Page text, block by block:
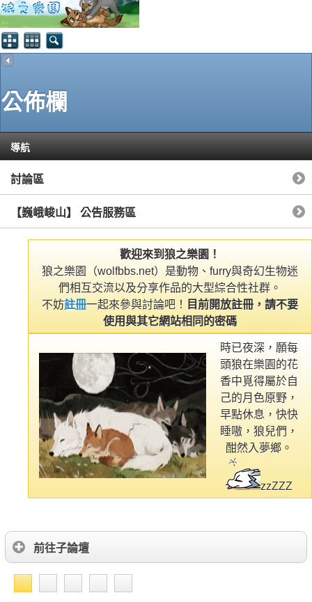
公佈欄
導航
討論區
【巍峨峻山】 公告服務區
歡迎來到狼之樂園！
狼之樂園（wolfbbs.net）是動物、furry與奇幻生物迷
們相互交流以及分享作品的大型綜合性社群。
不妨註冊一起來參與討論吧！
目前開放註冊，請不要
使用與其它網站相同的密碼
時已夜深，願每
頭狼在樂園的花
香中覓得屬於自
己的月色原野，
早點休息，快快
睡嗷，狼兒們，
酣然入夢鄉。
zzZZZ
前往子論壇